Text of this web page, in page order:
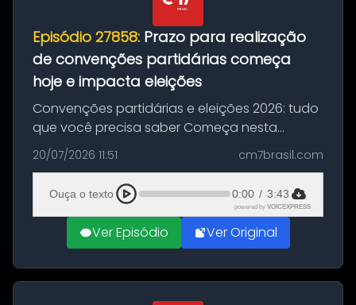
Episódio 27858: Prazo para realização
de convenções partidárias começa
hoje e impacta eleições
Convenções partidárias e eleições 2026: tudo
que você precisa saber Começa nesta
segunda-feira e vai até 5 de agosto o prazo
para que partidos políticos e federações
partidárias realizem suas convençõ...
20/07/2026 11:51 cm7brasil.com
Ouça o texto 0:00 / 3:43
powered by VOICEXPRESS
Ver Episódio Ver Original